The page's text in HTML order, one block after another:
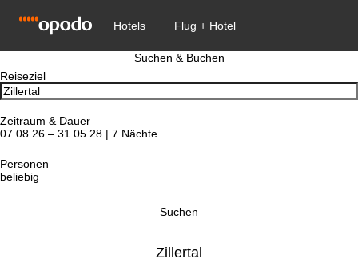
Suchen & Buchen
Reiseziel
Zeitraum & Dauer
07.08.26 – 31.05.28 | 7 Nächte
Personen
beliebig
Suchen
Zillertal